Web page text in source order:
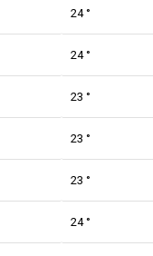
24 °
24 °
23 °
23 °
23 °
24 °